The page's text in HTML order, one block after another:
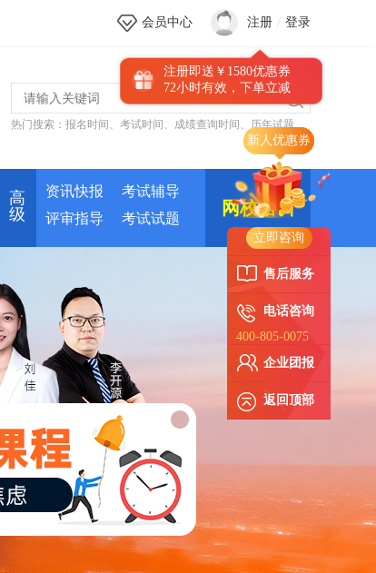
新人优惠券
立即咨询
售后服务
电话咨询
400-805-0075
企业团报
返回顶部
会员中心 注册 / 登录
注册即送￥1580优惠券
72小时有效，下单立减
热门搜索： 报名时间 、 考试时间 、 成绩查询时间 、 历年试题
高
级
资讯快报
考试辅导
评审指导
考试试题
网校培训